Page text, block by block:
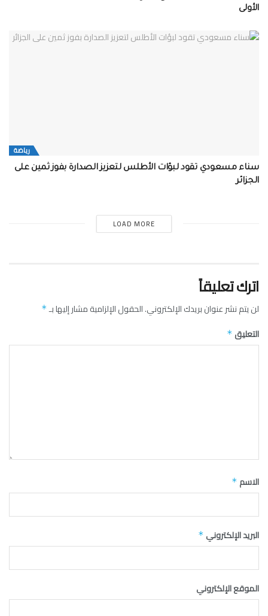
الأولى
رياضة
سناء مسعودي تقود لبؤات الأطلس لتعزيز الصدارة بفوز ثمين على
الجزائر
LOAD MORE
اترك تعليقاً
لن يتم نشر عنوان بريدك الإلكتروني.الحقول الإلزامية مشار إليها بـ*
التعليق *
الاسم *
البريد الإلكتروني *
الموقع الإلكتروني